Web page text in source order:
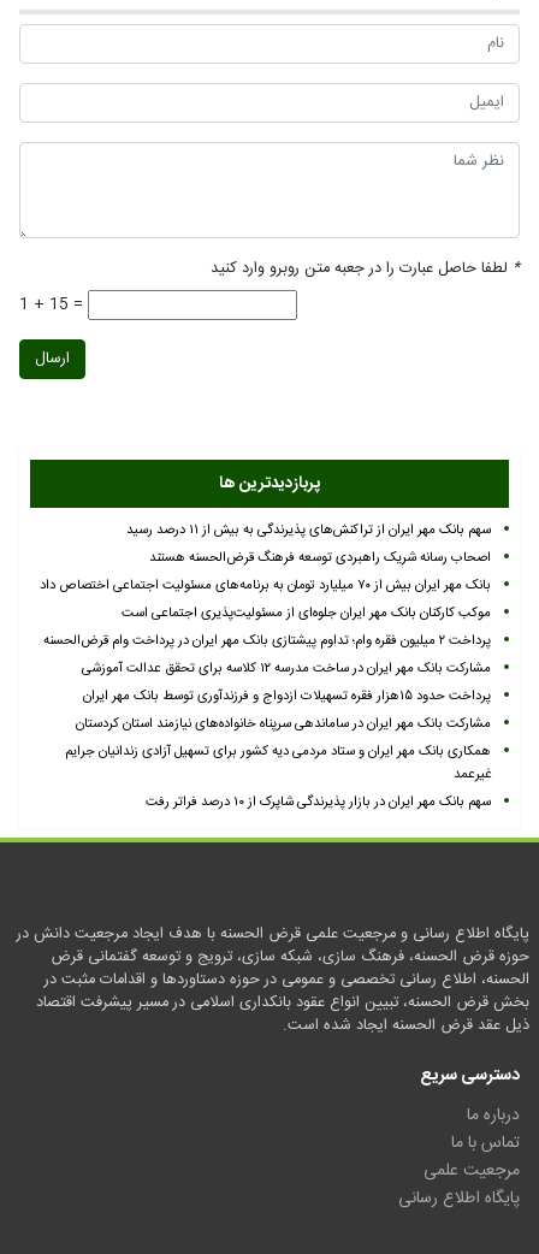
* لطفا حاصل عبارت را در جعبه متن روبرو وارد کنید
1 + 15 =
ارسال
پربازدیدترین ها
سهم بانک مهر ایران از تراکنش‌های پذیرندگی به بیش از ۱۱ درصد رسید
اصحاب رسانه شریک راهبردی توسعه فرهنگ قرض‌الحسنه هستند
بانک مهر ایران بیش از ۷۰ میلیارد تومان به برنامه‌های مسئولیت اجتماعی اختصاص داد
موکب کارکنان بانک مهر ایران جلوه‌ای از مسئولیت‌پذیری اجتماعی است
پرداخت ۲ میلیون فقره وام؛ تداوم پیشتازی بانک مهر ایران در پرداخت وام قرض‌الحسنه
مشارکت بانک مهر ایران در ساخت مدرسه ۱۲ کلاسه برای تحقق عدالت آموزشی
پرداخت حدود ۱۵هزار فقره تسهیلات ازدواج و فرزندآوری توسط بانک مهر ایران
مشارکت بانک مهر ایران در ساماندهی سرپناه خانواده‌های نیازمند استان کردستان
همکاری بانک مهر ایران و ستاد مردمی دیه کشور برای تسهیل آزادی زندانیان جرایم
غیرعمد
سهم بانک مهر ایران در بازار پذیرندگی شاپرک از ۱۰ درصد فراتر رفت
پایگاه اطلاع رسانی و مرجعیت علمی قرض الحسنه با هدف ایجاد مرجعیت دانش در
حوزه قرض الحسنه، فرهنگ سازی، شبکه سازی، ترویج و توسعه گفتمانی قرض
الحسنه، اطلاع رسانی تخصصی و عمومی در حوزه دستاوردها و اقدامات مثبت در
بخش قرض الحسنه، تبیین انواع عقود بانکداری اسلامی در مسیر پیشرفت اقتصاد
ذیل عقد قرض الحسنه ایجاد شده است.
دسترسی سریع
درباره ما
تماس با ما
مرجعیت علمی
پایگاه اطلاع رسانی